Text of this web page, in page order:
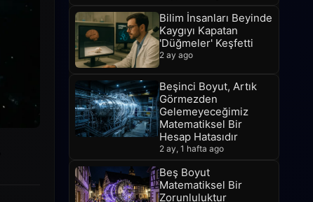
Bilim İnsanları Beyinde
Kaygıyı Kapatan
'Düğmeler' Keşfetti
2 ay ago
Beşinci Boyut, Artık
Görmezden
Gelemeyeceğimiz
Matematiksel Bir
Hesap Hatasıdır
2 ay, 1 hafta ago
Beş Boyut
Matematiksel Bir
Zorunluluktur